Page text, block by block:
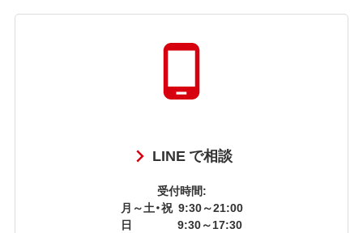
LINE で相談
受付時間:
月～土・祝 9:30～21:00
日
9:30～17:30